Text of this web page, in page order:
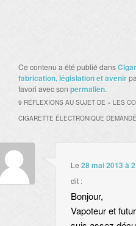
Ce contenu a été publié dans
fabrication, législation et avenir
favori avec son permalien.
9 RÉFLEXIONS AU SUJET DE « LES
CIGARETTE ÉLECTRONIQUE
Le 28 mai 2013 à
dit :
Bonjour,
Vapoteur et